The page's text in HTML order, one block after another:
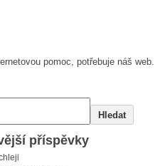
pomoc, potřebuje náš web.
Hledat
příspěvky